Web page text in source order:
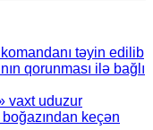
təyin edilib
qorunması ilə bağlı
vaxt uduzur
keçən